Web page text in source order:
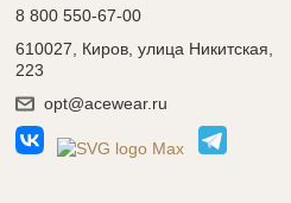
8 800 550-67-00
610027, Киров, улица Никитская,
223
opt@acewear.ru